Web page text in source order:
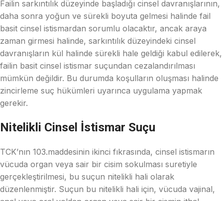
Failin sarkıntılık düzeyinde başladığı cinsel davranışlarının,
daha sonra yoğun ve sürekli boyuta gelmesi halinde fail
basit cinsel istismardan sorumlu olacaktır, ancak araya
zaman girmesi halinde, sarkıntılık düzeyindeki cinsel
davranışların kül halinde sürekli hale geldiği kabul edilerek,
failin basit cinsel istismar suçundan cezalandırılması
mümkün değildir. Bu durumda koşulların oluşması halinde
zincirleme suç hükümleri uyarınca uygulama yapmak
gerekir.
Nitelikli Cinsel İstismar Suçu
TCK’nın 103.maddesinin ikinci fıkrasında, cinsel istismarın
vücuda organ veya sair bir cisim sokulması suretiyle
gerçekleştirilmesi, bu suçun nitelikli hali olarak
düzenlenmiştir. Suçun bu nitelikli hali için, vücuda vajinal,